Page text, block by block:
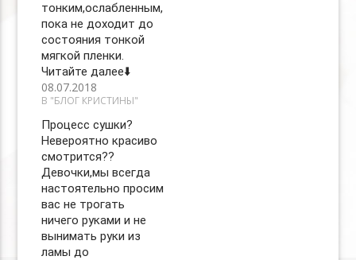
тонким,ослабленным,
пока не доходит до
состояния тонкой
мягкой пленки.
Читайте далее⬇️
08.07.2018
В "БЛОГ КРИСТИНЫ"
Процесс сушки?
Невероятно красиво
смотрится??
Девочки,мы всегда
настоятельно просим
вас не трогать
ничего руками и не
вынимать руки из
ламы до